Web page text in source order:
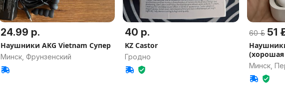
24.99 р.
Наушники AKG Vietnam Супер
Минск, Фрунзенский
40 р.
KZ Castor
Гродно
60 р. 51
(хорошая
Минск,